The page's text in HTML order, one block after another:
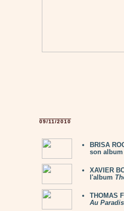
09/11/2010
BRISA
son album
XAVIER
l'album
THOMAS
Au Paradis